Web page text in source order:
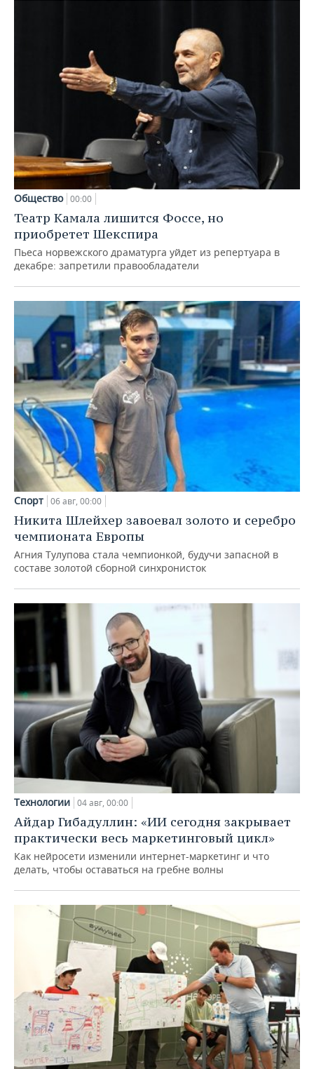
Общество 00:00
Театр Камала лишится Фоссе, но
приобретет Шекспира
Пьеса норвежского драматурга уйдет из репертуара в
декабре: запретили правообладатели
Спорт 06 авг, 00:00
Никита Шлейхер завоевал золото и серебро
чемпионата Европы
Агния Тулупова стала чемпионкой, будучи запасной в
составе золотой сборной синхронисток
Технологии 04 авг, 00:00
Айдар Гибадуллин: «ИИ сегодня закрывает
практически весь маркетинговый цикл»
Как нейросети изменили интернет-маркетинг и что
делать, чтобы оставаться на гребне волны